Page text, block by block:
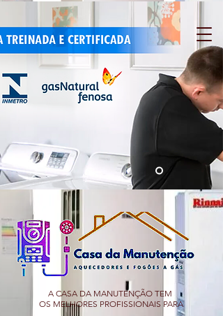
A CASA DA MANUTENÇÃO TEM
OS MELHORES PROFISSIONAIS PARA